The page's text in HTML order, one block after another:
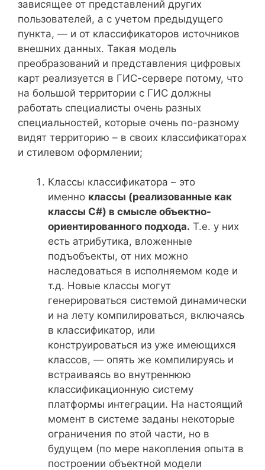
зависящее от представлений других
пользователей, а с учетом предыдущего
пункта, — и от классификаторов источников
внешних данных. Такая модель
преобразований и представления цифровых
карт реализуется в ГИС-сервере потому, что
на большой территории с ГИС должны
работать специалисты очень разных
специальностей, которые очень по-разному
видят территорию – в своих классификаторах
и стилевом оформлении;
Классы классификатора – это
именно классы (реализованные как
классы C#) в смысле объектно-
ориентированного подхода. Т.е. у них
есть атрибутика, вложенные
подъобъекты, от них можно
наследоваться в исполняемом коде и
т.д. Новые классы могут
генерироваться системой динамически
и на лету компилироваться, включаясь
в классификатор, или
конструироваться из уже имеющихся
классов, — опять же компилируясь и
встраиваясь во внутреннюю
классификационную систему
платформы интеграции. На настоящий
момент в системе заданы некоторые
ограничения по этой части, но в
будущем (по мере накопления опыта в
построении объектной модели